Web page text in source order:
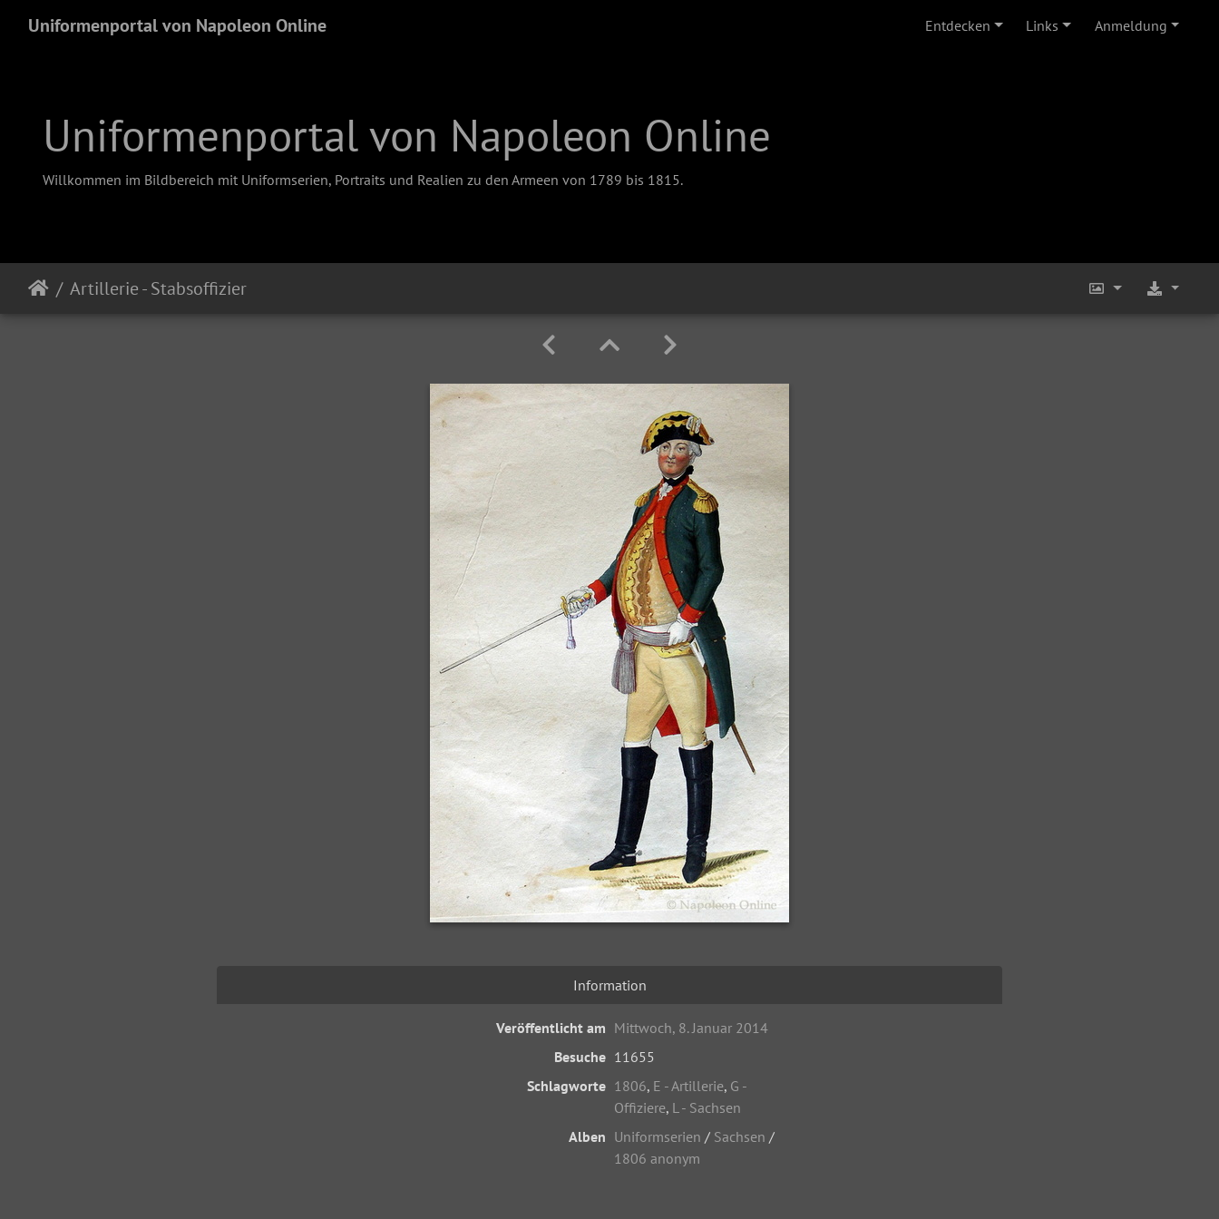
Uniformenportal von Napoleon Online Entdecken Links Anmeldung
Uniformenportal von Napoleon Online
Willkommen im Bildbereich mit Uniformserien, Portraits und Realien zu den Armeen von 1789 bis 1815.
Artillerie - Stabsoffizier
Information
Veröffentlicht am Mittwoch, 8. Januar 2014
Besuche 11655
Schlagworte 1806, E - Artillerie, G -
Offiziere, L - Sachsen
Alben Uniformserien / Sachsen /
1806 anonym